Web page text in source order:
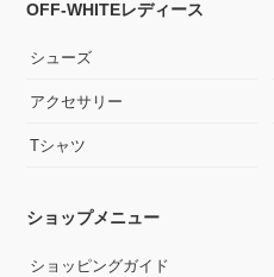
OFF-WHITEレディース
シューズ
アクセサリー
Tシャツ
ショップメニュー
ショッピングガイド